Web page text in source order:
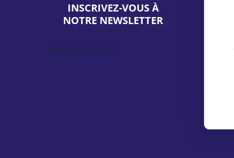
INSCRIVEZ-VOUS À
NOTRE NEWSLETTER
[sibwp_form id=1]